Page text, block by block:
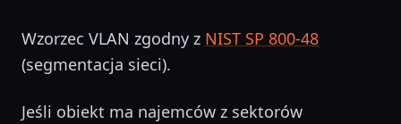
Wzorzec VLAN zgodny z NIST SP 800-48
(segmentacja sieci).
Jeśli obiekt ma najemców z sektorów